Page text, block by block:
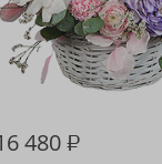
480₽